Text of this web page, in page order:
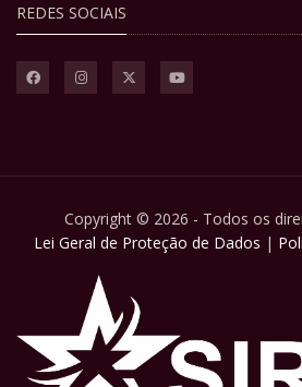
REDES SOCIAIS
Copyright © 2026 - Todos os
Lei Geral de Proteção de Dados |